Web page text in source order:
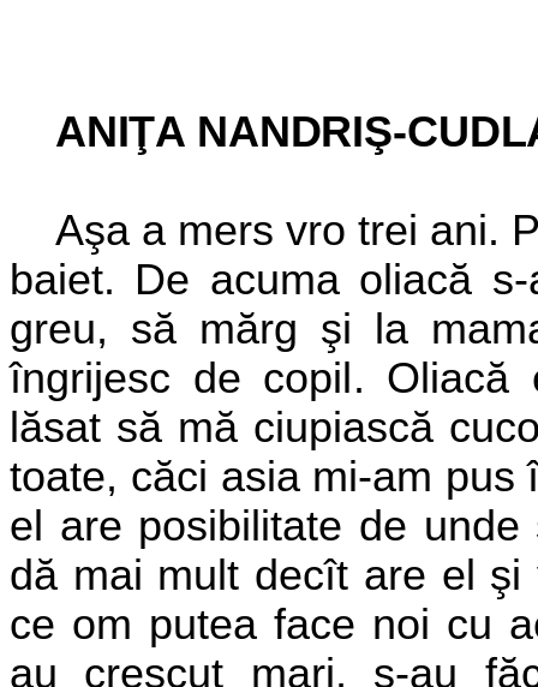
ANIŢA NANDRIŞ-
Aşa a mers vro trei ani.
baiet. De acuma oliacă
greu, să mărg şi la
îngrijesc de copil.
lăsat să mă ciupiască
toate, căci asia mi-am pus
el are posibilitate de
dă mai mult decît are el
ce om putea face noi cu
au crescut mari, s-au